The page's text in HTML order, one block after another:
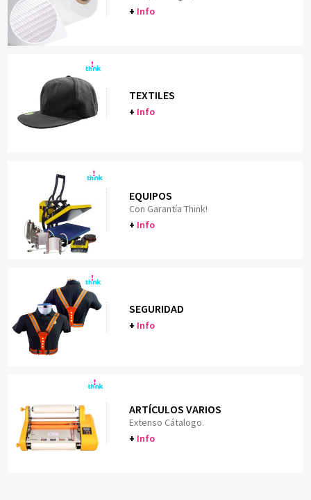
+ Info
TEXTILES
+ Info
EQUIPOS
Con Garantía Think!
+ Info
SEGURIDAD
+ Info
ARTÍCULOS VARIOS
Extenso Cátalogo.
+ Info